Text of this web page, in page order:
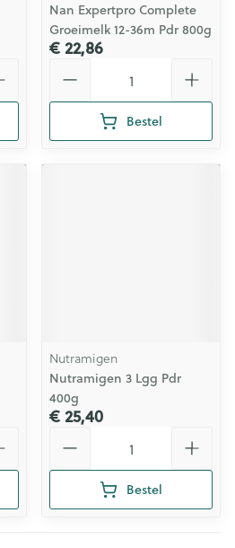
Nan Expertpro Complete
Groeimelk 12-36m Pdr 800g
€ 22,86
Bestel
Nutramigen
Nutramigen 3 Lgg Pdr
400g
€ 25,40
Bestel